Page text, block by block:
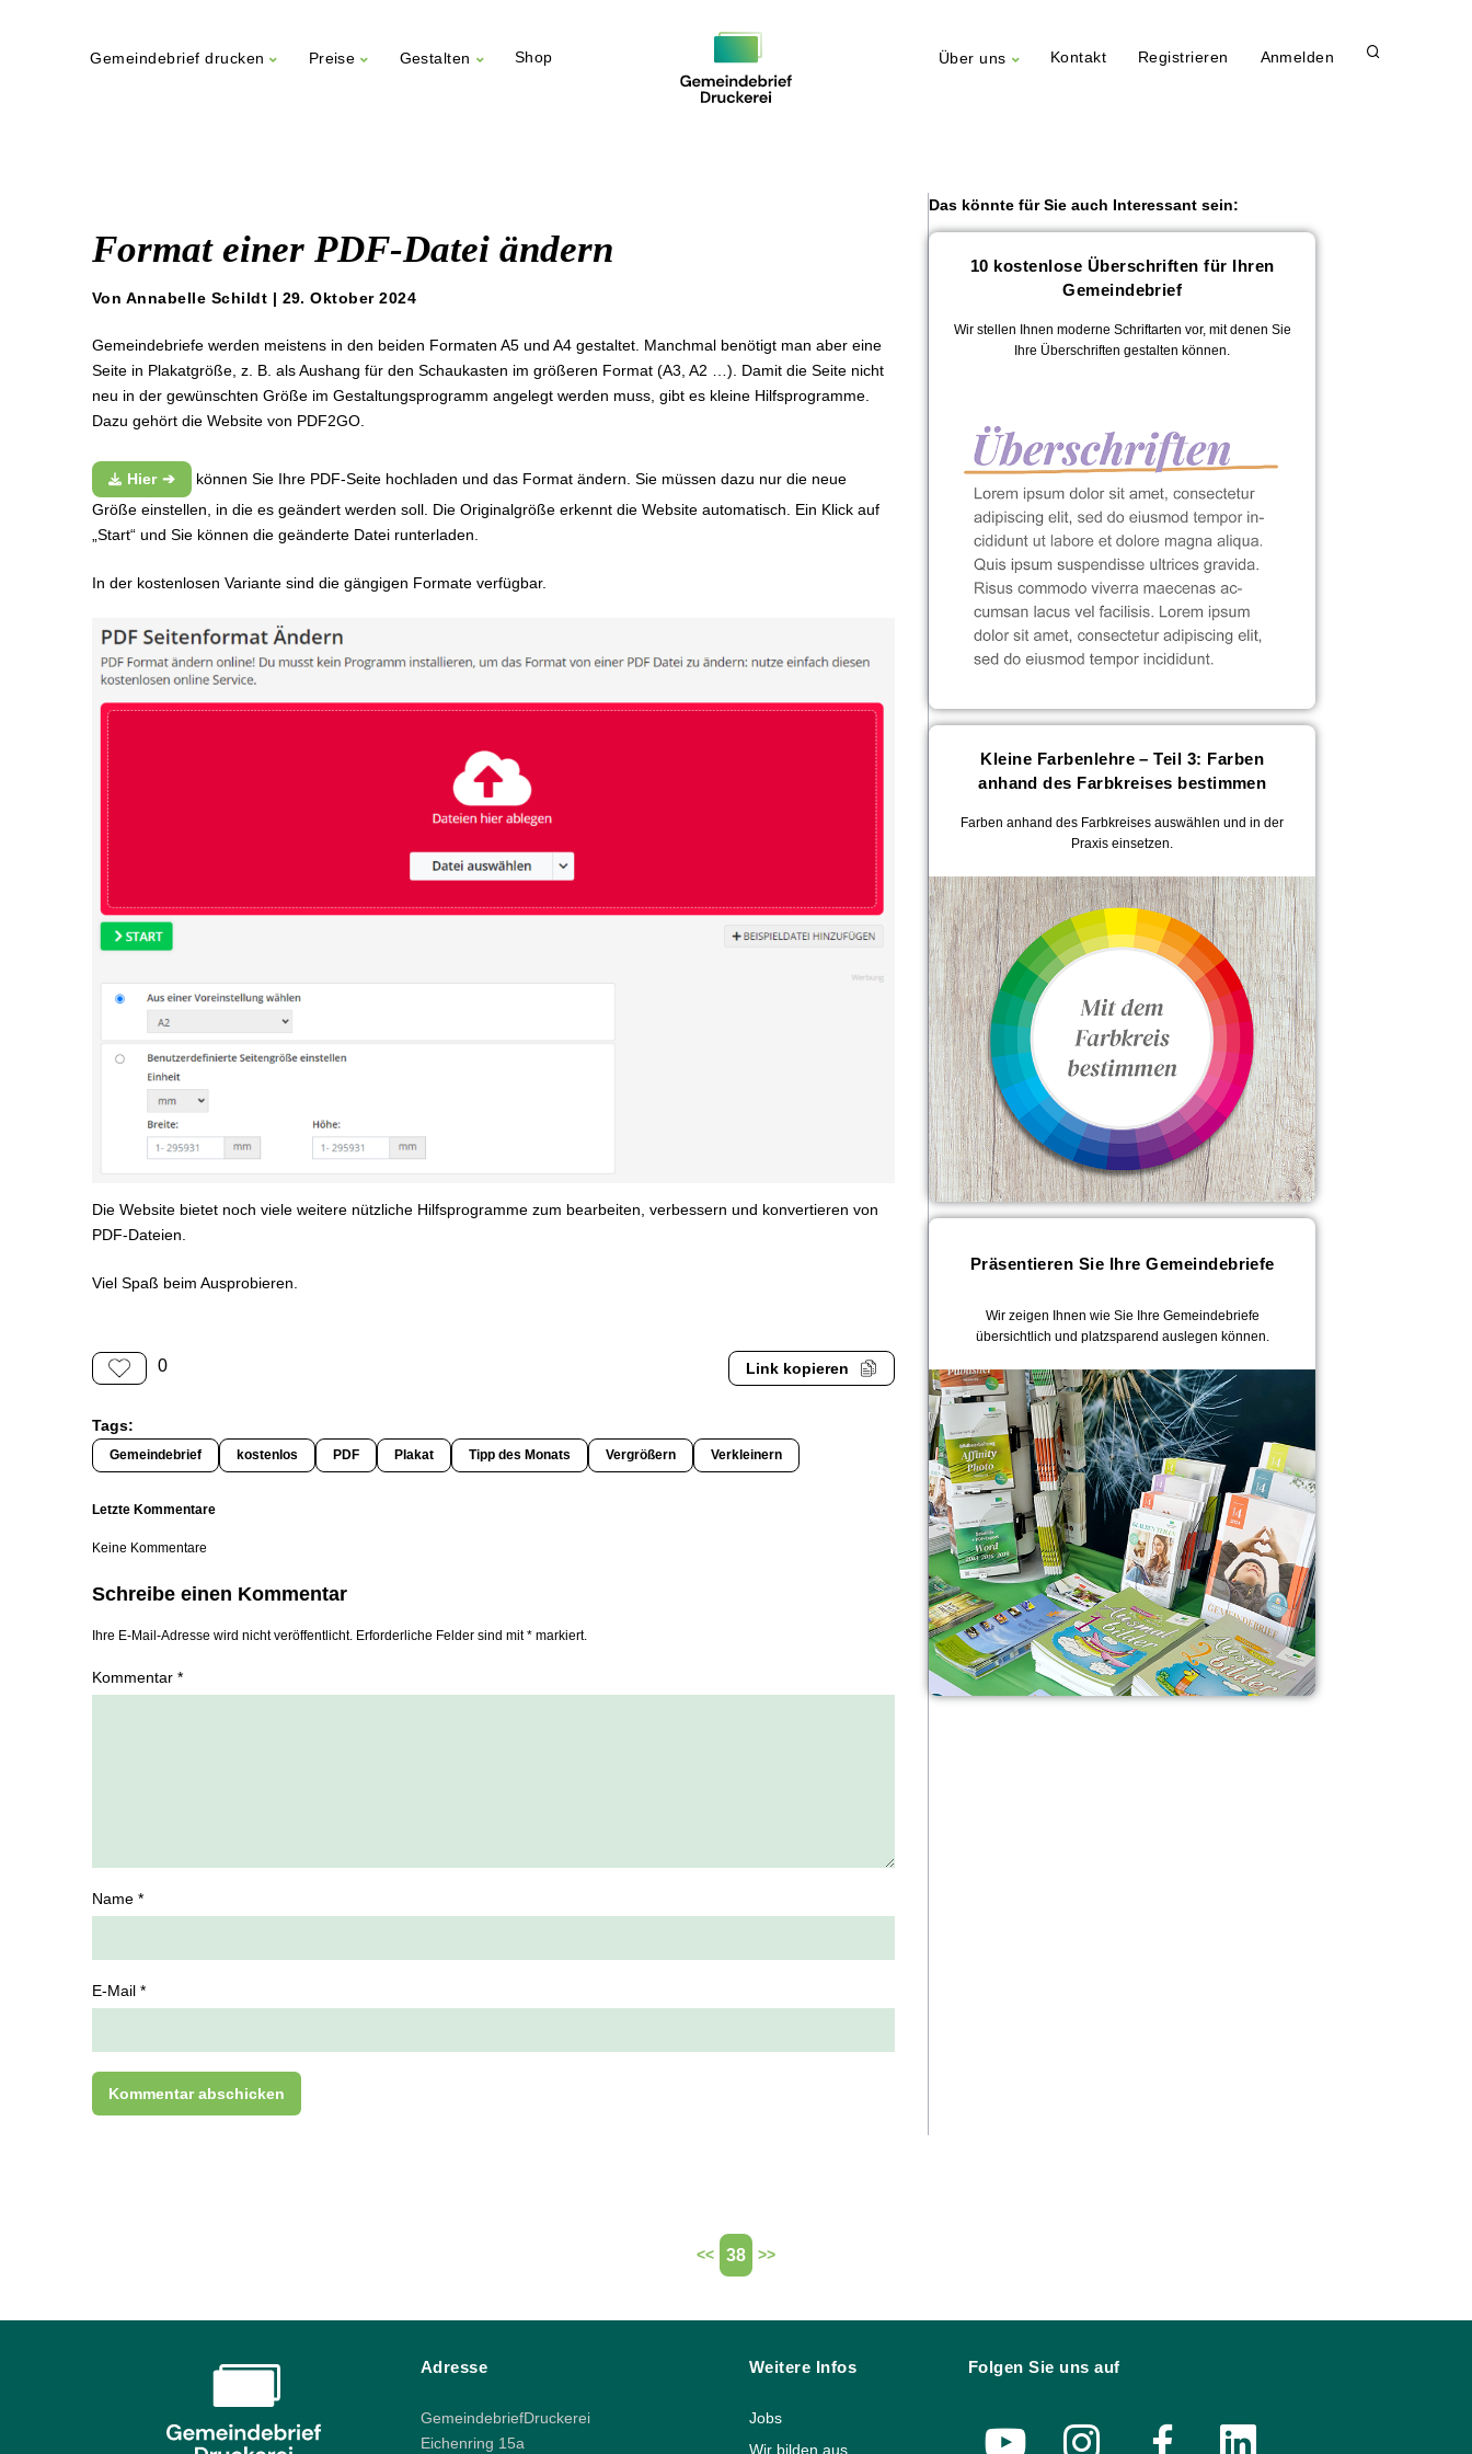
Gemeindebrief drucken Preise Gestalten Shop Über uns Kontakt Registrieren Anmelden
Format einer PDF-Datei ändern
Von Annabelle Schildt | 29. Oktober 2024
Gemeindebriefe werden meistens in den beiden Formaten A5 und A4 gestaltet. Manchmal benötigt man aber eine
Seite in Plakatgröße, z. B. als Aushang für den Schaukasten im größeren Format (A3, A2 …). Damit die Seite nicht
neu in der gewünschten Größe im Gestaltungsprogramm angelegt werden muss, gibt es kleine Hilfsprogramme.
Dazu gehört die Website von PDF2GO.
Hier
können Sie Ihre PDF-Seite hochladen und das Format ändern. Sie müssen dazu nur die neue
Größe einstellen, in die es geändert werden soll. Die Originalgröße erkennt die Website automatisch. Ein Klick auf
„Start“ und Sie können die geänderte Datei runterladen.
In der kostenlosen Variante sind die gängigen Formate verfügbar.
Die Website bietet noch viele weitere nützliche Hilfsprogramme zum bearbeiten, verbessern und konvertieren von
PDF-Dateien.
Viel Spaß beim Ausprobieren.
0 Link kopieren
Tags:
Gemeindebrief kostenlos PDF Plakat Tipp des Monats Vergrößern Verkleinern
Letzte Kommentare
Keine Kommentare
Schreibe einen Kommentar
Ihre E-Mail-Adresse wird nicht veröffentlicht. Erforderliche Felder sind mit * markiert.
Kommentar *
Name *
E-Mail *
Das könnte für Sie auch Interessant sein:
10 kostenlose Überschriften für Ihren
Gemeindebrief
Wir stellen Ihnen moderne Schriftarten vor, mit denen Sie
Ihre Überschriften gestalten können.
Kleine Farbenlehre – Teil 3: Farben
anhand des Farbkreises bestimmen
Farben anhand des Farbkreises auswählen und in der
Praxis einsetzen.
Präsentieren Sie Ihre Gemeindebriefe
Wir zeigen Ihnen wie Sie Ihre Gemeindebriefe
übersichtlich und platzsparend auslegen können.
<< 38 >>
Adresse
GemeindebriefDruckerei
Eichenring 15a
Weitere Infos
Jobs
Wir bilden aus
Folgen Sie uns auf